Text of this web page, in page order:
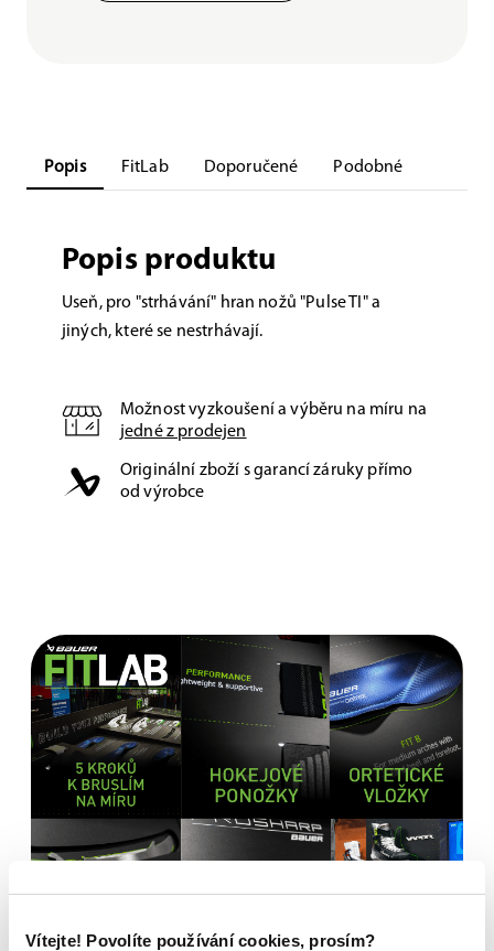
Vítejte! Povolíte používání cookies, prosím?
Popis FitLab Doporučené Podobné
Popis produktu
Useň, pro "strhávání" hran nožů "Pulse TI" a
jiných, které se nestrhávají.
Možnost vyzkoušení a výběru na míru na
jedné z prodejen
Originální zboží s garancí záruky přímo
od výrobce